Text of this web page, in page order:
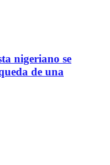
nigeriano se
de una